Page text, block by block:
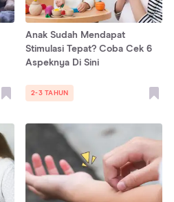
Anak Sudah Mendapat
Stimulasi Tepat? Coba Cek 6
Aspeknya Di Sini
2-3 TAHUN